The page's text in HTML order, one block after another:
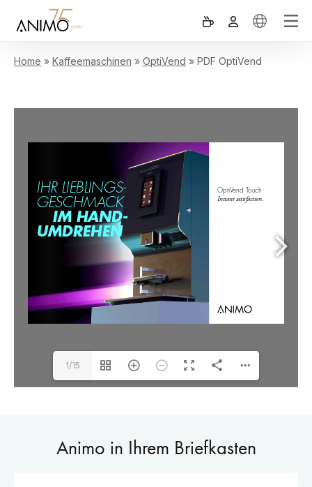
Home » Kaffeemaschinen » OptiVend » PDF OptiVend
1/15
Animo in Ihrem Briefkasten